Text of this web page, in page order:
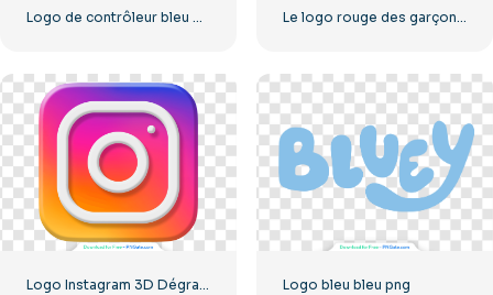
Logo de contrôleur bleu pour l'icône de l'application Discord 2025 : téléchargement PNG gratuit Le logo rouge des garçons avec des stries de sang
Logo Instagram 3D Dégradé Arrondi Logo bleu bleu png